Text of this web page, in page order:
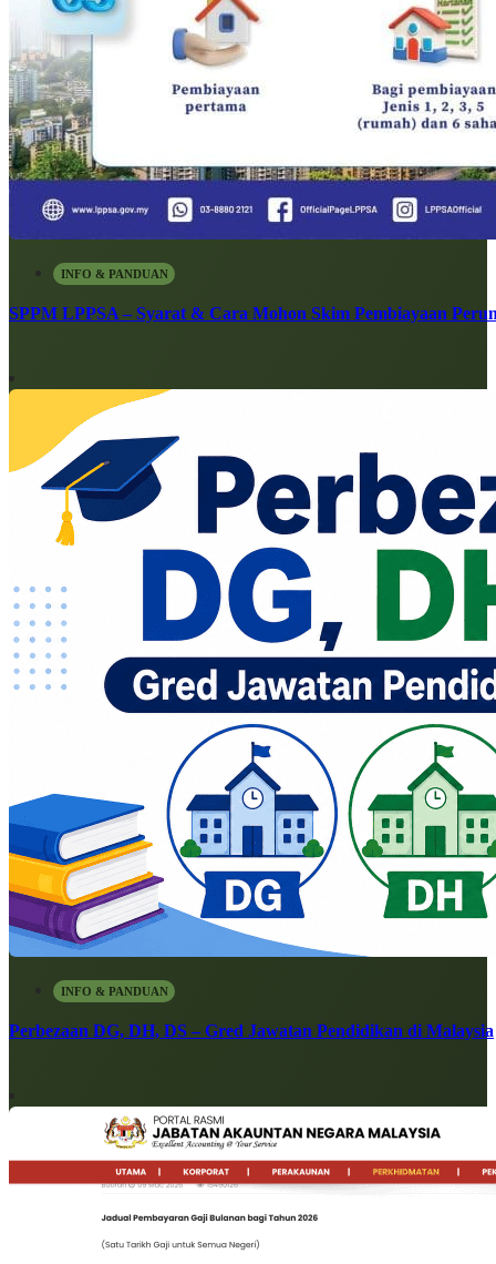
INFO & PANDUAN
SPPM LPPSA – Syarat & Cara Mohon Skim Pembiayaan
INFO & PANDUAN
Perbezaan DG, DH, DS – Gred Jawatan Pendidikan di Malaysia